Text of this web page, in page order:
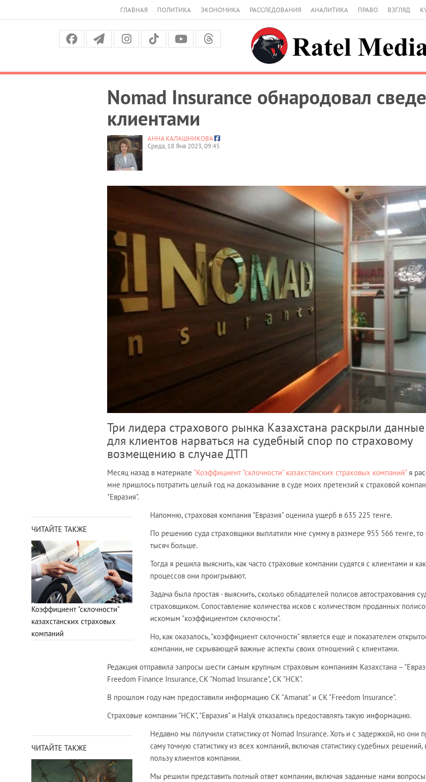
ГЛАВНАЯ ПОЛИТИКА ЭКОНОМИКА РАССЛЕДОВАНИЯ АНАЛИТИКА ПРАВО ВЗГЛЯД
Nomad Insurance обнародовал
клиентами
АННА КАЛАШНИКОВА
Среда, 18 Янв 2023, 09:45
Три лидера страхового рынка Казахстана раскрыли
для клиентов нарваться на судебный спор по страховому
возмещению в случае ДТП
Месяц назад в материале "Коэффициент "склочности" казахстанских страховых компаний"я
мне пришлось потратить целый год на доказывание в суде моих претензий к страховой
"Евразия".
ЧИТАЙТЕ ТАКЖЕ
Коэффициент "склочности"
казахстанских страховых
компаний
Напомню, страховая компания "Евразия" оценила ущерб в 635 225 тенге.
По решению суда страховщики выплатили мне сумму в размере 955 566 тенге, то
тысяч больше.
Тогда я решила выяснить, как часто страховые компании судятся с клиентами и
процессов они проигрывают.
Задача была простая - выяснить, сколько обладателей полисов автострахования
страховщиком. Сопоставление количества исков с количеством проданных
искомым "коэффициентом склочности".
Но, как оказалось, "коэффициент склочности" является еще и показателем
компании, не скрывающей важные аспекты своих отношений с клиентами.
Редакция отправила запросы шести самым крупным страховым компаниям Казахстана –
Freedom Finance Insurance, СК "Nomad Insurance", СК "НСК".
В прошлом году нам предоставили информацию СК "Amanat" и СК "Freedom Insurance".
Страховые компании "НСК", "Евразия" и Halyk отказались предоставлять такую информацию.
ЧИТАЙТЕ ТАКЖЕ
Недавно мы получили статистику от Nomad Insurance. Хоть и с задержкой, но они
саму точную статистику из всех компаний, включая статистику судебных
пользу клиентов компании.
Мы решили представить полный ответ компании, включая заданные нами